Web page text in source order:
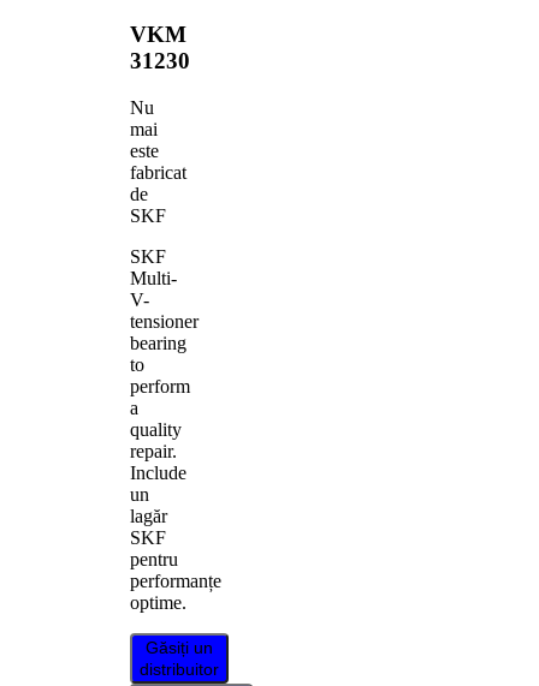
VKM
31230
Nu
mai
este
fabricat
de
SKF
SKF
Multi-
V-
tensioner
bearing
to
perform
a
quality
repair.
Include
un
lagăr
SKF
pentru
performanțe
optime.
Găsiți un
distribuitor